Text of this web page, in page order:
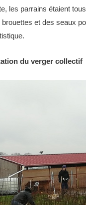
les parrains étaient
et des seaux
du verger collectif